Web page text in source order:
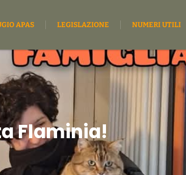
APAS LEGISLAZIONE NUMERI UTILI
Flaminia!